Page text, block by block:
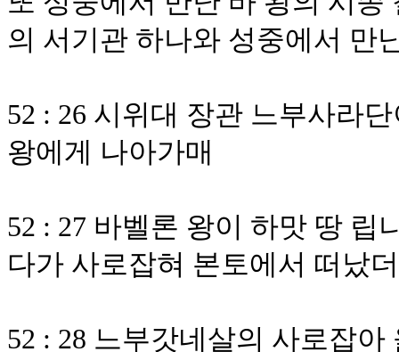
의 서기관 하나와 성중에서 만
52 : 26 시위대 장관 느부사라
왕에게 나아가매
52 : 27 바벨론 왕이 하맛 땅 립
다가 사로잡혀 본토에서 떠났
52 : 28 느부갓네살의 사로잡